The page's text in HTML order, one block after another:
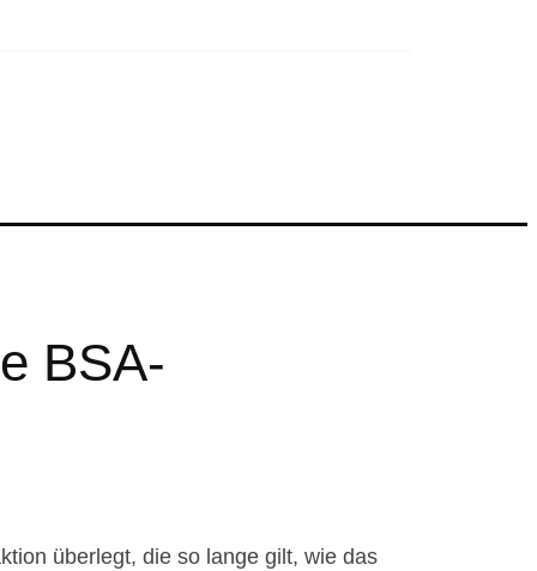
BSA-
überlegt, die so lange gilt, wie das